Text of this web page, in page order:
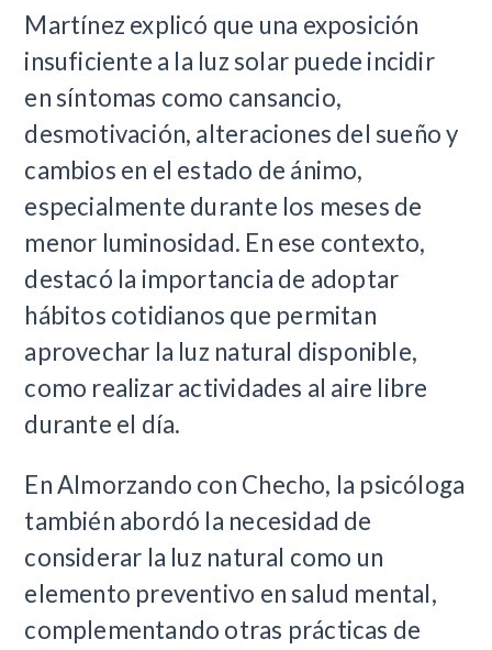
Martínez explicó que una exposición
insuficiente a la luz solar puede incidir
en síntomas como cansancio,
desmotivación, alteraciones del sueño y
cambios en el estado de ánimo,
especialmente durante los meses de
menor luminosidad. En ese contexto,
destacó la importancia de adoptar
hábitos cotidianos que permitan
aprovechar la luz natural disponible,
como realizar actividades al aire libre
durante el día.
En Almorzando con Checho, la psicóloga
también abordó la necesidad de
considerar la luz natural como un
elemento preventivo en salud mental,
complementando otras prácticas de